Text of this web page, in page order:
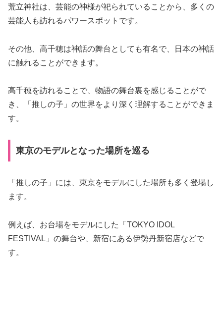
荒立神社は、芸能の神様が祀られていることから、多くの
芸能人も訪れるパワースポットです。
その他、高千穂は神話の舞台としても有名で、日本の神話
に触れることができます。
高千穂を訪れることで、物語の舞台裏を感じることがで
き、「推しの子」の世界をより深く理解することができま
す。
東京のモデルとなった場所を巡る
「推しの子」には、東京をモデルにした場所も多く登場し
ます。
例えば、お台場をモデルにした「TOKYO IDOL
FESTIVAL」の舞台や、新宿にある伊勢丹新宿店などで
す。